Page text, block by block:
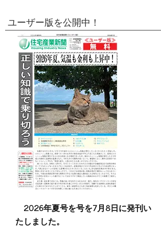
ユーザー版を公開中！
2026年夏号を号を7月8日に発刊い
たしました。